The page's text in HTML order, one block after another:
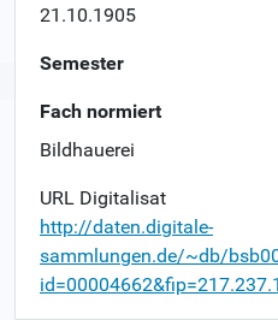
21.10.1905
Semester
Fach normiert
Bildhauerei
URL Digitalisat
http://daten.digitale-
sammlungen.de/~db/